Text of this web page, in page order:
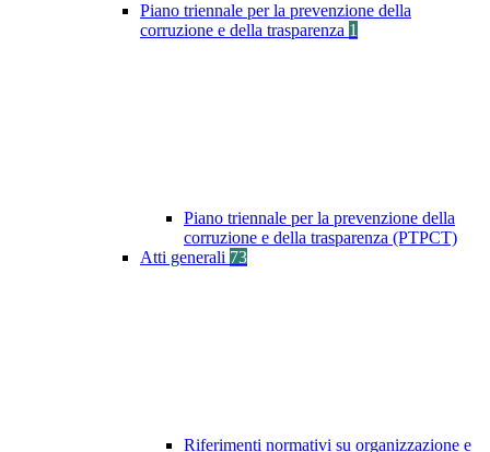
Piano triennale per la prevenzione della
corruzione e della trasparenza 1
Piano triennale per la prevenzione della
corruzione e della trasparenza (PTPCT)
Atti generali 73
Riferimenti normativi su organizzazione e